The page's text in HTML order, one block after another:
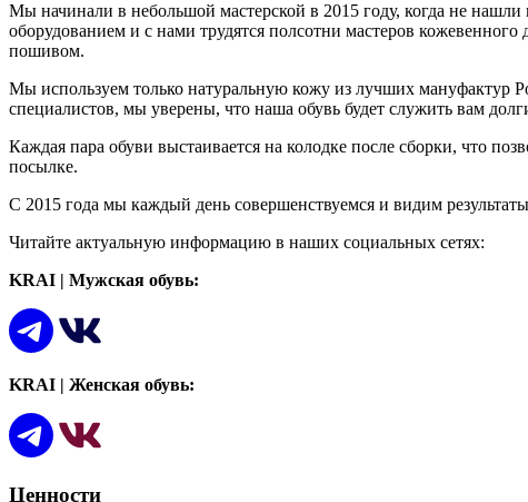
Мы начинали в небольшой мастерской в 2015 году, когда не
оборудованием и с нами трудятся полсотни мастеров
пошивом.
Мы используем только натуральную кожу из лучших мануфактур
специалистов, мы уверены, что наша обувь будет служить вам
Каждая пара обуви выстаивается на колодке после сборки, что
посылке.
С 2015 года мы каждый день совершенствуемся и видим
Читайте актуальную информацию в наших социальных сетях:
KRAI | Мужская обувь:
KRAI | Женская обувь:
Ценности